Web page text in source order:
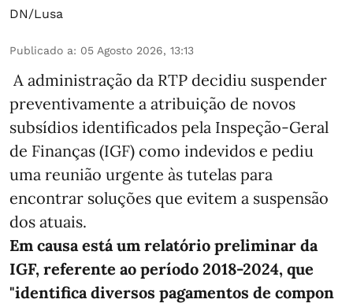
DN/Lusa
Publicado a: 05 Agosto 2026, 13:13
A administração da RTP decidiu suspender
preventivamente a atribuição de novos
subsídios identificados pela Inspeção-Geral
de Finanças (IGF) como indevidos e pediu
uma reunião urgente às tutelas para
encontrar soluções que evitem a suspensão
dos atuais.
Em causa está um relatório preliminar da
IGF, referente ao período 2018-2024, que
"identifica diversos pagamentos de compon